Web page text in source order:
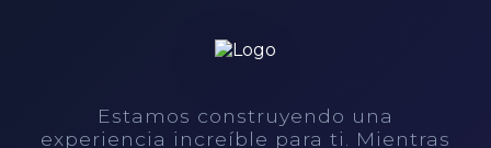
Estamos construyendo una
experiencia increíble para ti. Mientras